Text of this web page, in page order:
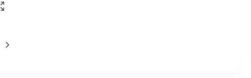
Afficher en plein écran
Slide suivant